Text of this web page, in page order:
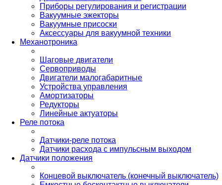
Приборы регулирования и регистрации
Вакуумные эжекторы
Вакуумные присоски
Аксессуары для вакуумной техники
Механотроника
Шаговые двигатели
Сервоприводы
Двигатели малогабаритные
Устройства управления
Амортизаторы
Редукторы
Линейные актуаторы
Реле потока
Датчики-реле потока
Датчики расхода с импульсным выходом
Датчики положения
Концевой выключатель (конечный выключатель)